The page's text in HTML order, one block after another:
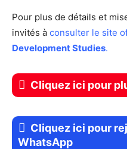
Pour plus de détails et
invités à consulter le site
Development Studies.
Cliquez ici pour
Cliquez ici pour
WhatsApp